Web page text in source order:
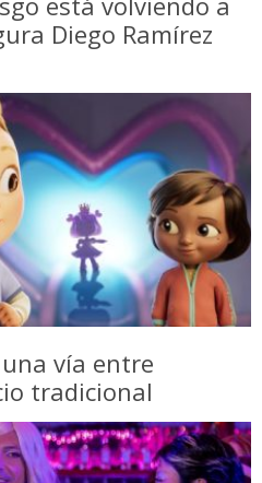
Diego Ramírez
vía entre
tradicional